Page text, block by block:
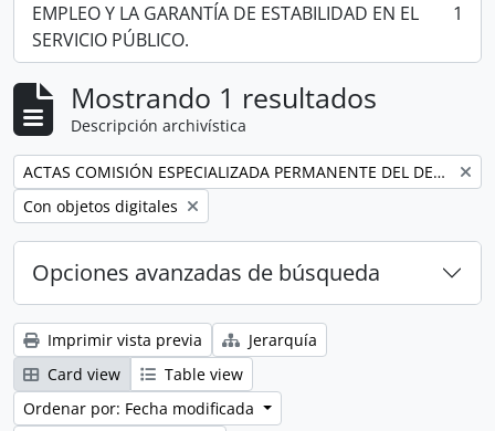
EMPLEO Y LA GARANTÍA DE ESTABILIDAD EN EL
SERVICIO PÚBLICO.
, 1 resultados 1
Mostrando 1 resultados
Descripción archivística
Remove filter:
ACTAS COMISIÓN ESPECIALIZADA PERMANENTE DEL DERECHO AL TRABAJO Y A LA SEGURIDAD SOCIAL
Remove filter:
Con objetos digitales
Opciones avanzadas de búsqueda
Imprimir vista previa
Jerarquía
Card view
Table view
Ordenar por: Fecha modificada